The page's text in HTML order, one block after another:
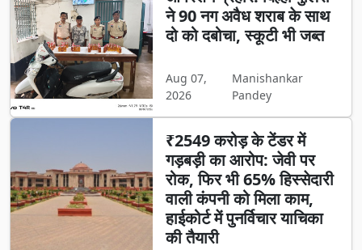
ने 90 नग अवैध शराब के साथ
दो को दबोचा, स्कूटी भी जब्त
Aug 07,
2026
Manishankar
Pandey
₹2549 करोड़ के टेंडर में
गड़बड़ी का आरोप: जेवी पर
रोक, फिर भी 65% हिस्सेदारी
वाली कंपनी को मिला काम,
हाईकोर्ट में पुनर्विचार याचिका
की तैयारी